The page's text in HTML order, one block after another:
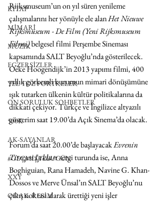
KİTAP
MİMARİ
MÜZİK
EGZERSİZLER
YEL TOZ PORTRELER
ON SORULUK SOHBETLER
500K
AK-SAYANLAR
#GEÇMİŞTEBUGÜN
XXY
ODAK: RESİM
Rijksmuseum’un on yıl süren yenileme
çalışmalarını her yönüyle ele alan Het Nieuwe
Rijksmuseum - De Film (Yeni Rijksmuseum
Filmi) belgesel filmi Perşembe Sineması
kapsamında SALT Beyoğlu’nda gösterilecek.
Oeke Hoogendijk’in 2013 yapımı filmi, 400
yıllık görkemli kurumun mimari dönüşümüne
ışık tutarken ülkenin kültür politikalarına da
dikkati çekiyor. Türkçe ve İngilizce altyazılı
gösterim saat 19.00’da Açık Sinema’da olacak.
Forum’da saat 20.00’de başlayacak Evrenin
Titreşen Işıkları sergi turunda ise, Anna
Boghiguian, Rana Hamadeh, Navine G. Khan-
Dossos ve Merve Ünsal’ın SALT Beyoğlu’nu
çıkış noktası alarak ürettiği yeni işler